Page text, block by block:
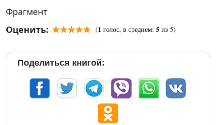
Фрагмент
Оценить:
(1 голос, в среднем: 5 из 5)
Поделиться книгой: